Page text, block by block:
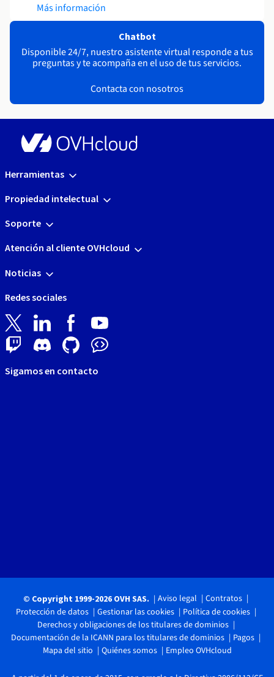
Más información
Chatbot
Disponible 24/7, nuestro asistente virtual responde a tus
preguntas y te acompaña en el uso de tus servicios.
Contacta con nosotros
Herramientas
Propiedad intelectual
Soporte
Atención al cliente OVHcloud
Noticias
Redes sociales
Sigamos en contacto
© Copyright 1999-2026 OVH SAS. Aviso legal
Contratos
Protección de datos
Gestionar las cookies
Política de cookies
Derechos y obligaciones de los titulares de dominios
Documentación de la ICANN para los titulares de dominios
Pagos
Mapa del sitio
Quiénes somos Empleo OVHcloud